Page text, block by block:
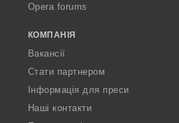
Opera forums
КОМПАНІЯ
Вакансії
Стати партнером
Інформація для преси
Наші контакти